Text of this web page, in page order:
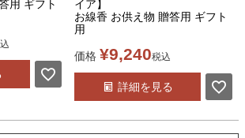
用 ギフト
イア】
お線香 お供え物 贈答用 ギフト
用
価格 ¥9,240税込
詳細を見る